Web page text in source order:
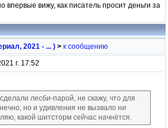
впервые вижу, как писатель просит деньги за
2021 - ... ) > к сообщению
г. 17:52
лесби-парой, не скажу, что для
но и удивления не вызвало ни
какой шитсторм сейчас начнётся.